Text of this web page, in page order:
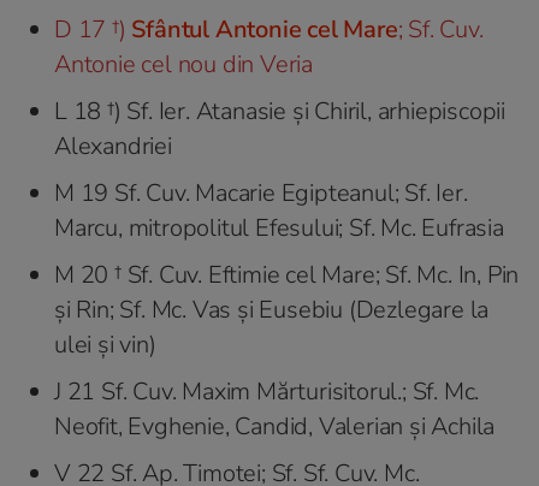
D 17 †) Sfântul Antonie cel Mare; Sf. Cuv.
Antonie cel nou din Veria
L 18 †) Sf. Ier. Atanasie şi Chiril, arhiepiscopii
Alexandriei
M 19 Sf. Cuv. Macarie Egipteanul; Sf. Ier.
Marcu, mitropolitul Efesului; Sf. Mc. Eufrasia
M 20 † Sf. Cuv. Eftimie cel Mare; Sf. Mc. In, Pin
şi Rin; Sf. Mc. Vas şi Eusebiu (Dezlegare la
ulei şi vin)
J 21 Sf. Cuv. Maxim Mărturisitorul.; Sf. Mc.
Neofit, Evghenie, Candid, Valerian şi Achila
V 22 Sf. Ap. Timotei; Sf. Sf. Cuv. Mc.